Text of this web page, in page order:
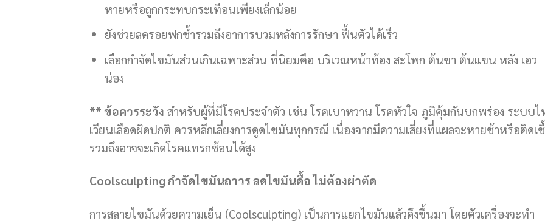
หายหรือถูกกระทบกระเทือนเพียงเล็กน้อย
ยังช่วยลดรอยฟกช้ำรวมถึงอาการบวมหลังการรักษา ฟื้นตัวได้เร็ว
เลือกกำจัดไขมันส่วนเกินเฉพาะส่วน ที่นิยมคือ บริเวณหน้าท้อง สะโพก ต้นขา ต้นแขน หลัง เอว
น่อง
** ข้อควรระวัง สำหรับผู้ที่มีโรคประจำตัว เช่น โรคเบาหวาน โรคหัวใจ ภูมิคุ้มกันบกพร่อง ระบบไ
เวียนเลือดผิดปกติ ควรหลีกเลี่ยงการดูดไขมันทุกกรณี เนื่องจากมีความเสี่ยงที่แผลจะหายช้าหรือติดเ
รวมถึงอาจจะเกิดโรคแทรกซ้อนได้สูง
Coolsculpting กำจัดไขมันถาวร ลดไขมันดื้อ ไม่ต้องผ่าตัด
การสลายไขมันด้วยความเย็น (Coolsculpting) เป็นการแยกไขมันแล้วดึงขึ้นมา โดยตัวเครื่องจะทำ